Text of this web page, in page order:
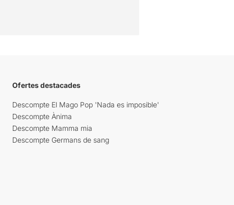
Ofertes destacades
Descompte El Mago Pop 'Nada es imposible'
Descompte Ànima
Descompte Mamma mia
Descompte Germans de sang